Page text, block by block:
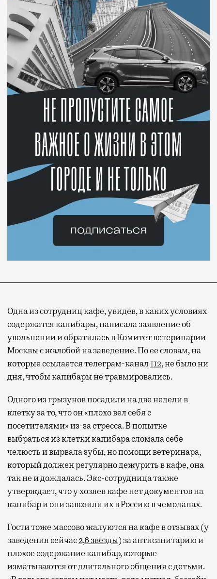
Одна из сотрудниц кафе, увидев, в каких условиях
содержатся капибары, написала заявление об
увольнении и обратилась в Комитет ветеринарии
Москвы с жалобой на заведение. По ее словам, на
которые ссылается телеграм-канал112, не было ни
дня, чтобы капибары не травмировались.
Одного из грызунов посадили на две недели в
клетку за то, что он «плохо вел себя с
посетителями» из-за стресса. В попытке
выбраться из клетки капибара сломала себе
челюсть и вырвала зубы, но помощи ветеринара,
который должен регулярно дежурить в кафе, она
так не и дождалась. Экс-сотрудница также
утверждает, что у хозяев кафе нет документов на
капибар и они завозили их в Россию в чемоданах.
Гости тоже массово жалуются на кафе в отзывах (у
заведения сейчас2,6 звезды) за антисанитарию и
плохое содержание капибар, которые
изматываются от длительного общения с детьми.